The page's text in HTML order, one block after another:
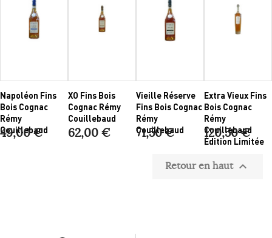
Napoléon Fins
Bois Cognac
Rémy
Couillebaud
49,00 €
XO Fins Bois
Cognac Rémy
Couillebaud
62,00 €
Vieille Réserve
Fins Bois Cognac
Rémy
Couillebaud
71,50 €
Extra Vieux Fins
Bois Cognac
Rémy
Couillebaud
Édition Limitée
120,50 €
Retour en haut 